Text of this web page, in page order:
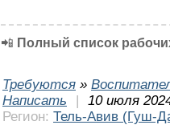
📲 Полный список
Требуются »
Написать
|
10 июля
Регион: Тель-Авив (Гуш-